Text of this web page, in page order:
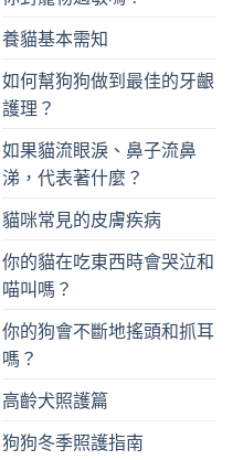
養貓基本需知
如何幫狗狗做到最佳的牙齦
護理？
如果貓流眼淚、鼻子流鼻
涕，代表著什麼？
貓咪常見的皮膚疾病
你的貓在吃東西時會哭泣和
喵叫嗎？
你的狗會不斷地搖頭和抓耳
嗎？
高齡犬照護篇
狗狗冬季照護指南